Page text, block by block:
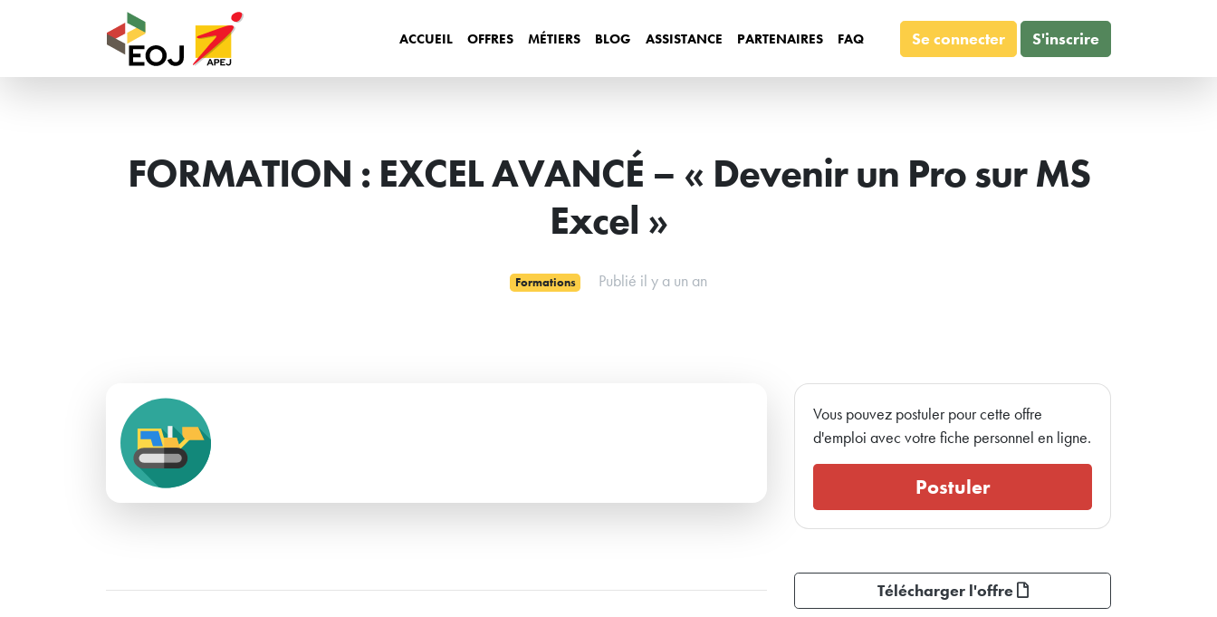
ACCUEIL OFFRES MÉTIERS BLOG ASSISTANCE PARTENAIRES FAQ Se connecter S'inscrire
FORMATION : EXCEL AVANCÉ – « Devenir un Pro sur MS
Excel »
Formations Publié il y a un an
Vous pouvez postuler pour cette offre
d'emploi avec votre fiche personnel en ligne.
Postuler
Télécharger l'offre